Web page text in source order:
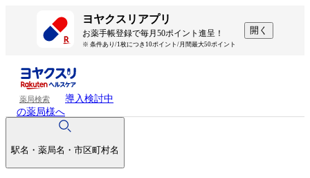
ヨヤクスリアプリ
お薬手帳登録で毎月50ポイント進呈！
※ 条件あり/1枚につき10ポイント/月間最大50ポイント
開く
薬局検索
導入検討中
の薬局様へ
駅名・薬局名・市区町村名